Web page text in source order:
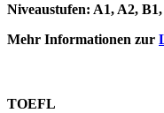
Niveaustufen: A1, A2,
Mehr Informationen zur
TOEFL